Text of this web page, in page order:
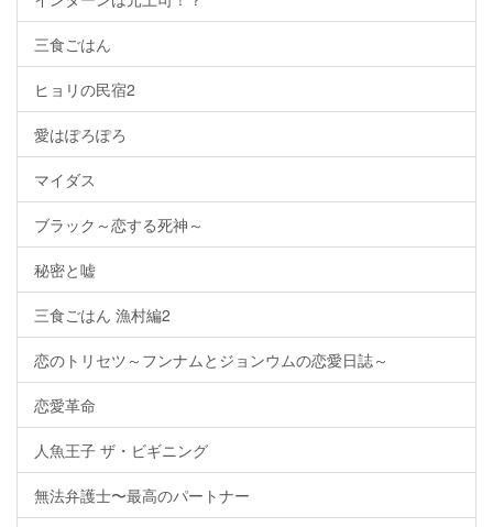
三食ごはん
ヒョリの民宿2
愛はぽろぽろ
マイダス
ブラック～恋する死神～
秘密と嘘
三食ごはん 漁村編2
恋のトリセツ～フンナムとジョンウムの恋愛日誌～
恋愛革命
人魚王子 ザ・ビギニング
無法弁護士〜最高のパートナー